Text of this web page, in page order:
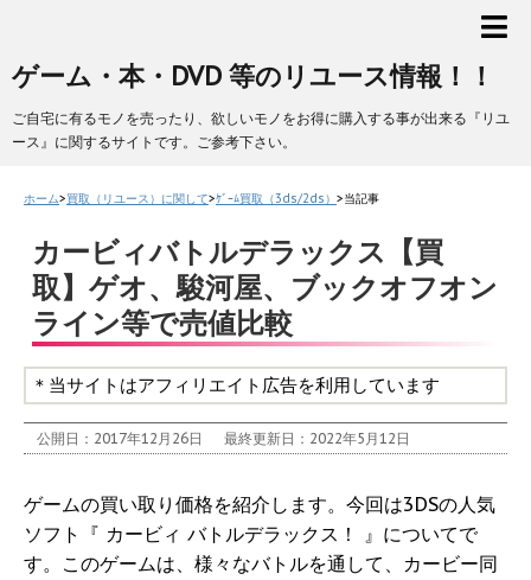
ゲーム・本・DVD 等のリユース情報！！
ご自宅に有るモノを売ったり、欲しいモノをお得に購入する事が出来る『リユ
ース』に関するサイトです。ご参考下さい。
ホーム>買取（リユース）に関して>ｹﾞｰﾑ買取（3ds/2ds） >当記事
カービィバトルデラックス【買
取】ゲオ、駿河屋、ブックオフオン
ライン等で売値比較
＊当サイトはアフィリエイト広告を利用しています
公開日：2017年12月26日 最終更新日：2022年5月12日
ゲームの買い取り価格を紹介します。今回は3DSの人気
ソフト『 カービィ バトルデラックス！ 』についてで
す。このゲームは、様々なバトルを通して、カービー同